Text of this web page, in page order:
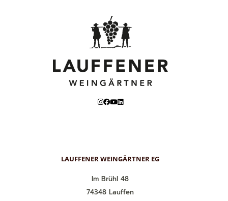
LAUFFENER WEINGÄRTNER EG
Im Brühl 48
74348 Lauffen